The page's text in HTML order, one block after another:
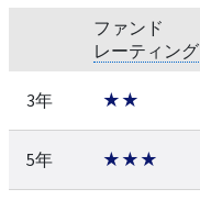
ファンド
レーティング
3年 ★★
5年 ★★★